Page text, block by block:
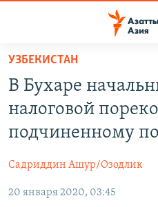
Вернуться
основному
содержанию
главной
навигации
Вернутся
КАЗАХСТАН
ТАДЖИКИСТАН
НОВОСТИ
ҚАЗАҚША
КЫРГЫЗЧА
УЗБЕКИСТАН
В Бухаре
налоговой
подчиненному
Садриддин Ашур/Озодлик
20 января 2020, 03:45